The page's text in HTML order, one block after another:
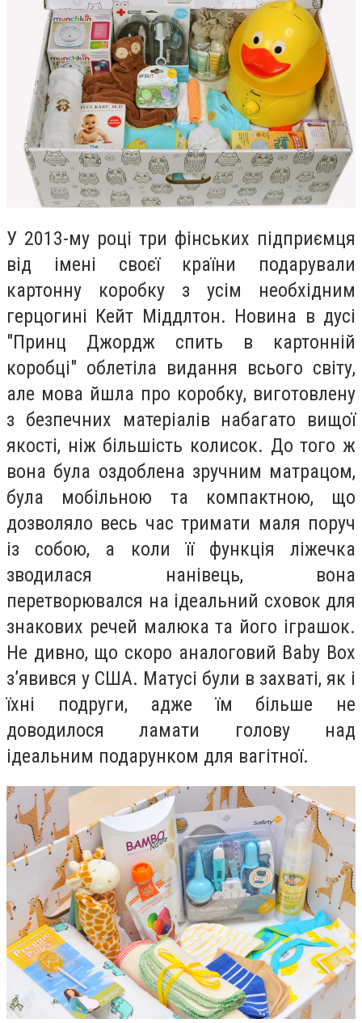
У 2013-му році три фінських підприємця
від імені своєї країни подарували
картонну коробку з усім необхідним
герцогині Кейт Міддлтон. Новина в дусі
"Принц Джордж спить в картонній
коробці" облетіла видання всього світу,
але мова йшла про коробку, виготовлену
з безпечних матеріалів набагато вищої
якості, ніж більшість колисок. До того ж
вона була оздоблена зручним матрацом,
була мобільною та компактною, що
дозволяло весь час тримати маля поруч
із собою, а коли її функція ліжечка
зводилася нанівець, вона
перетворювался на ідеальний сховок для
знакових речей малюка та його іграшок.
Не дивно, що скоро аналоговий Baby Box
з’явився у США. Матусі були в захваті, як і
їхні подруги, адже їм більше не
доводилося ламати голову над
ідеальним подарунком для вагітної.